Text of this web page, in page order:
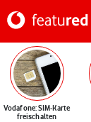
Vodafone: SIM-Karte
freischalten